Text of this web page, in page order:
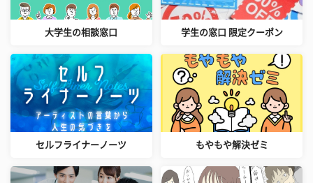
大学生の相談窓口 学生の窓口 限定クーポン
セルフライナーノーツ もやもや解決ゼミ